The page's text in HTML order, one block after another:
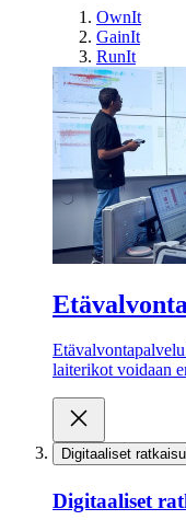
OwnIt
GainIt
RunIt
laiterikot voidaan
Digitaaliset
Digitaaliset